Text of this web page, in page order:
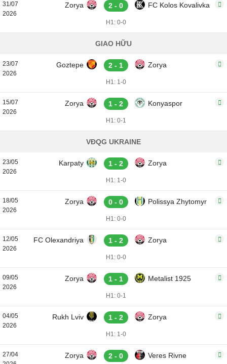
31/07
2026
Zorya 2 - 0 FC Kolos Kovalivka
H1: 0-0
GIAO HỮU
23/07
2026
Goztepe 2 - 1 Zorya
H1: 1-0
15/07
2026
Zorya 1 - 2 Konyaspor
H1: 0-1
VĐQG UKRAINE
23/05
2026
Karpaty 1 - 2 Zorya
H1: 1-0
18/05
2026
Zorya 0 - 0 Polissya Zhytomyr
H1: 0-0
12/05
2026
FC Olexandriya 1 - 2 Zorya
H1: 0-0
09/05
2026
Zorya 1 - 1 Metalist 1925
H1: 0-1
04/05
2026
Rukh Lviv 1 - 2 Zorya
H1: 1-0
27/04
Zorya 2 - 0 Veres Rivne